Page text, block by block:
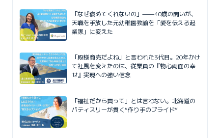
「なぜ褒めてくれないの」——40歳の問いが、
天職を手放した元幼稚園教諭を「愛を伝える起
業家」に変えた
「殿様商売だよね」と言われた3代目。20年かけ
て社風を変えたのは、従業員の『物心両面の幸
せ』実現への強い信念
「福祉だから買って」とは言わない。北海道の
パティスリーが貫く“作り手のプライド”